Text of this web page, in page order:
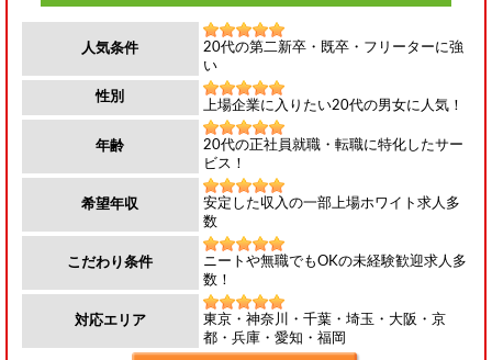
人気条件
20代の第二新卒・既卒・フリーターに強
い
性別
上場企業に入りたい20代の男女に人気！
年齢
20代の正社員就職・転職に特化したサー
ビス！
希望年収
安定した収入の一部上場ホワイト求人多
数
こだわり条件
ニートや無職でもOKの未経験歓迎求人多
数！
対応エリア
東京・神奈川・千葉・埼玉・大阪・京
都・兵庫・愛知・福岡